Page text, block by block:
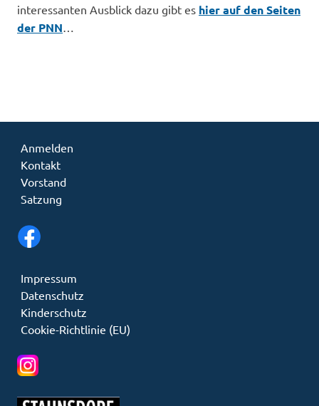
interessanten Ausblick dazu gibt es hier auf den Seiten
der PNN
Anmelden
Kontakt
Vorstand
Satzung
Impressum
Datenschutz
Kinderschutz
Cookie-Richtlinie (EU)